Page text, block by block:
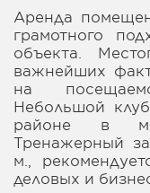
Аренда
грамотного
объекта.
важнейших
на
Небольшой
районе в
Тренажерный
м.,
деловых и